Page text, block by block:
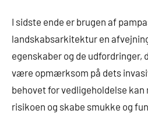
I sidste ende er brugen af
landskabsarkitektur en
egenskaber og de udfordringer,
være opmærksom på dets
behovet for vedligeholdelse kan
risikoen og skabe smukke og